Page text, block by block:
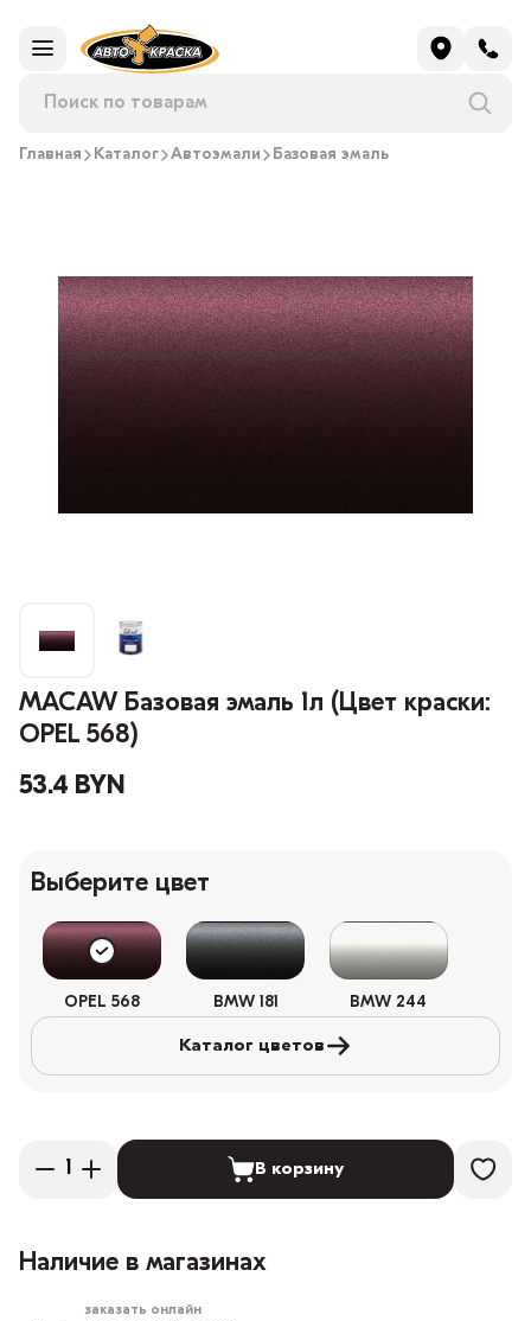
Главная Каталог Автоэмали Базовая эмаль
MACAW Базовая эмаль 1л (Цвет краски:
OPEL 568)
53.4 BYN
Выберите цвет
OPEL 568 BMW 181 BMW 244
Каталог цветов
В корзину
Наличие в магазинах
заказать онлайн